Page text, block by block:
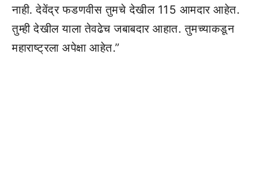
नाही. देवेंद्र फडणवीस तुमचे देखील 115 आमदार आहेत.
तुम्ही देखील याला तेवढेच जबाबदार आहात. तुमच्याकडून
महाराष्ट्रला अपेक्षा आहेत.”